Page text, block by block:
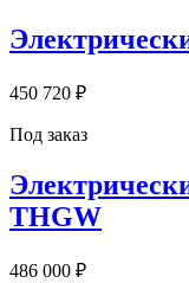
450 720 ₽
Под заказ
THGW
486 000 ₽